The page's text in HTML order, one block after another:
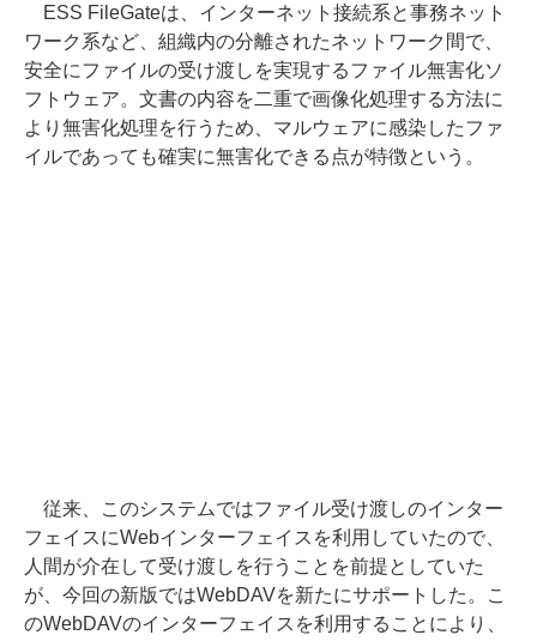
ESS FileGateは、インターネット接続系と事務ネット
ワーク系など、組織内の分離されたネットワーク間で、
安全にファイルの受け渡しを実現するファイル無害化ソ
フトウェア。文書の内容を二重で画像化処理する方法に
より無害化処理を行うため、マルウェアに感染したファ
イルであっても確実に無害化できる点が特徴という。
従来、このシステムではファイル受け渡しのインター
フェイスにWebインターフェイスを利用していたので、
人間が介在して受け渡しを行うことを前提としていた
が、今回の新版ではWebDAVを新たにサポートした。こ
のWebDAVのインターフェイスを利用することにより、